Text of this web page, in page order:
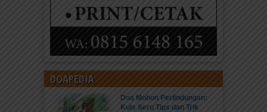
DOAPEDIA
Doa Mohon Perlindungan:
Kuis Seru Tips dan Trik